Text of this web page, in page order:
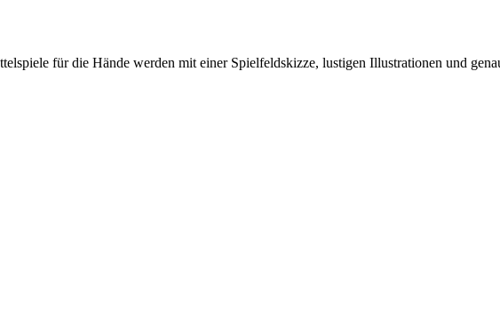
für die Hände werden mit einer Spielfeldskizze, lustigen Illustrationen und